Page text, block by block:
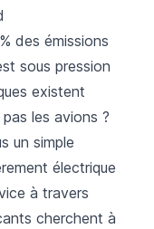
des émissions
sous pression
existent
les avions ?
un simple
électrique
à travers
cherchent à